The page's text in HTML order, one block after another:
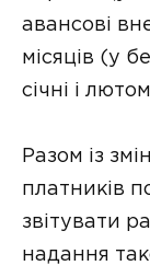
авансові
місяців (у
січні і
Разом із
платників
звітувати
надання